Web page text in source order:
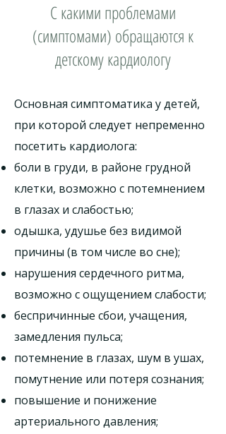
С какими проблемами
(симптомами) обращаются к
детскому кардиологу
Основная симптоматика у детей,
при которой следует непременно
посетить кардиолога:
боли в груди, в районе грудной
клетки, возможно с потемнением
в глазах и слабостью;
одышка, удушье без видимой
причины (в том числе во сне);
нарушения сердечного ритма,
возможно с ощущением слабости;
беспричинные сбои, учащения,
замедления пульса;
потемнение в глазах, шум в ушах,
помутнение или потеря сознания;
повышение и понижение
артериального давления;